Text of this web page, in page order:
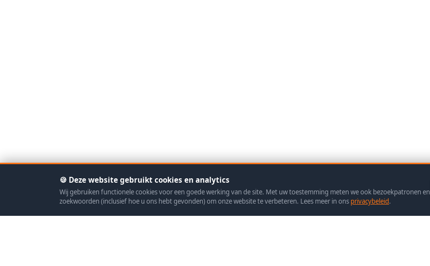
🍪 Deze website gebruikt cookies en analytics
Wij gebruiken functionele cookies voor een goede werking van de site. Met uw toestemming meten we ook bezoekpatronen en
zoekwoorden (inclusief hoe u ons hebt gevonden) om onze website te verbeteren. Lees meer in ons privacybeleid.